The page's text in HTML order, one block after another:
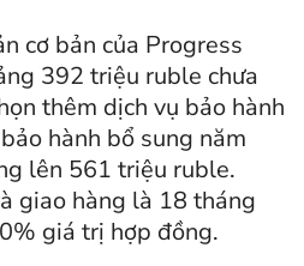
cơ bản của Progress
392 triệu ruble chưa
thêm dịch vụ bảo hành
hành bổ sung năm
lên 561 triệu ruble.
giao hàng là 18 tháng
giá trị hợp đồng.